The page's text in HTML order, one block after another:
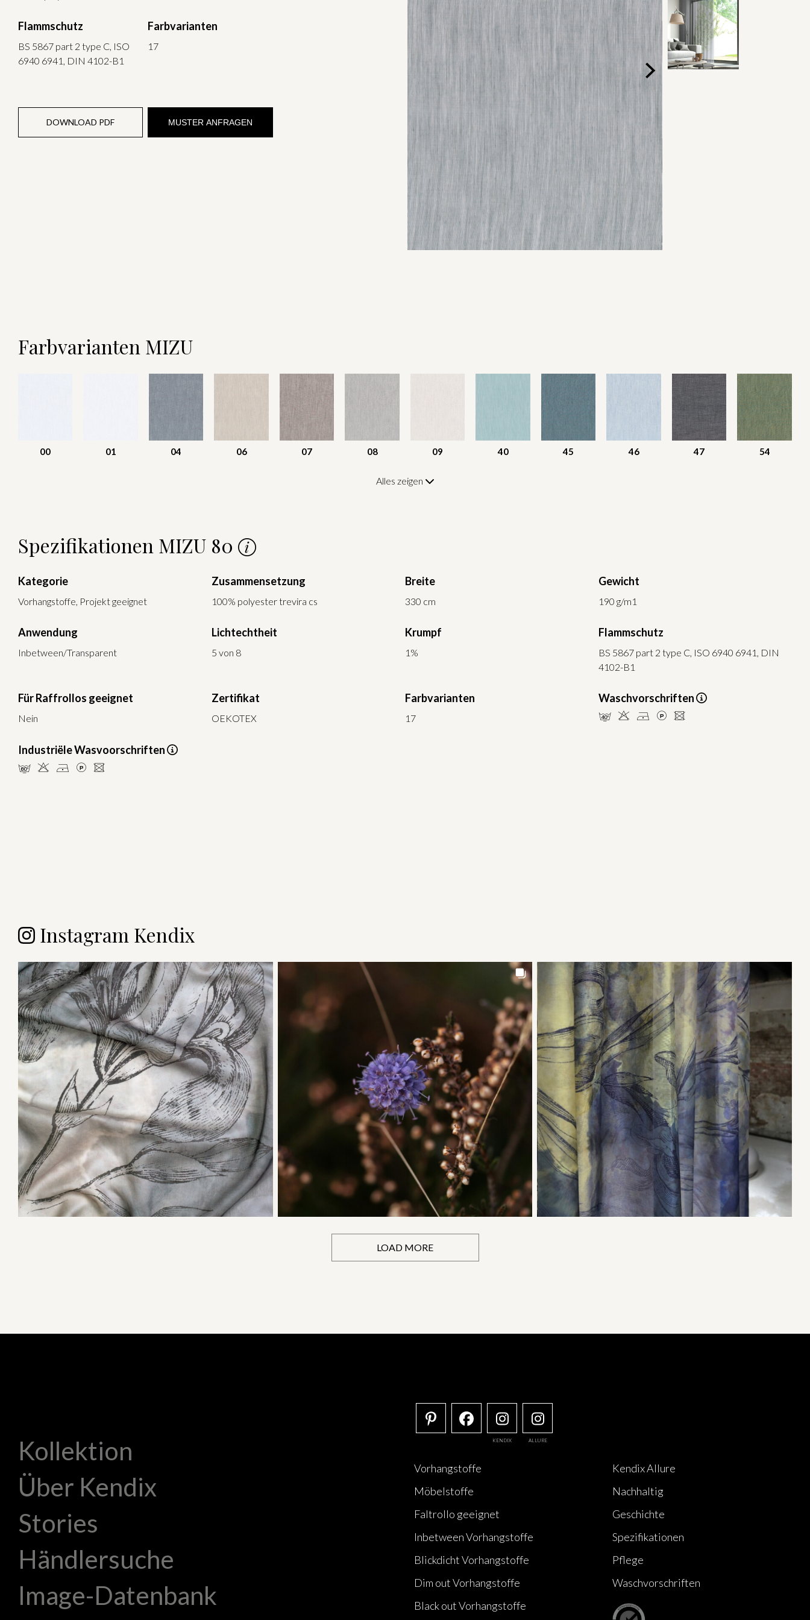
Flammschutz
BS 5867 part 2 type C, ISO
6940 6941, DIN 4102-B1
Farbvarianten
17
DOWNLOAD PDF MUSTER ANFRAGEN
Farbvarianten MIZU
00 01 04 06 07 08 09 40 45 46 47 54
Alles zeigen
Spezifikationen MIZU 80
Kategorie
Vorhangstoffe, Projekt geeignet
Zusammensetzung
100% polyester trevira cs
Breite
330 cm
Gewicht
190 g/m1
Anwendung
Inbetween/Transparent
Lichtechtheit
5 von 8
Krumpf
1%
Flammschutz
BS 5867 part 2 type C, ISO 6940 6941, DIN
4102-B1
Für Raffrollos geeignet
Nein
Zertifikat
OEKOTEX
Farbvarianten
17
Waschvorschriften
nHDLU
Industriële Wasvoorschriften
pHDLU
Instagram Kendix
LOAD MORE
Kollektion
Über Kendix
Stories
Händlersuche
Image-Datenbank
KENDIX ALLURE
Vorhangstoffe
Möbelstoffe
Faltrollo geeignet
Inbetween Vorhangstoffe
Blickdicht Vorhangstoffe
Dim out Vorhangstoffe
Black out Vorhangstoffe
Kendix Allure
Nachhaltig
Geschichte
Spezifikationen
Pflege
Waschvorschriften